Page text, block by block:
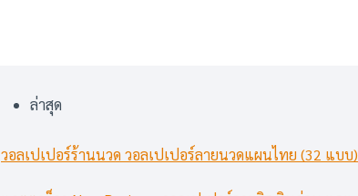
ล่าสุด
วอลเปเปอร์ร้านนวด วอลเปเปอร์ลายนวดแผนไทย (32 แบบ)